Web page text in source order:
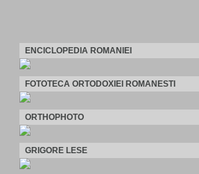
ENCICLOPEDIA ROMANIEI
FOTOTECA ORTODOXIEI ROMANESTI
ORTHOPHOTO
GRIGORE LESE